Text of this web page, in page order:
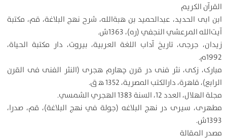
القرآن الکریم
ابن ابی الحدید، عبدالحمید بن هبةالله، شرح نهج البلاغة، قم، مکتبة
آیت‌الله المرعشي النجفي (ره)، 1363ش.
زیدان، جرجی، تاریخ آداب اللغة العربیة، بیروت، دار مکتبة الحياة،
1992م.
مبارک، زکی، نثر فنی در قرن چهارم هجری (النثر الفنی فی القرن
الرابع)، قاهرة، دارالکتب المصریة، 1352 ه‍ ق.
مجلة الهلال، العدد 12، السنة 1383 الهجري الشمسي.
مطهری، سیری در نهج البلاغه (جولة في نهج البلاغة)، قم، صدرا،
1393ش.
مصدر المقالة